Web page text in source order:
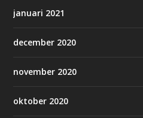
januari 2021
december 2020
november 2020
oktober 2020